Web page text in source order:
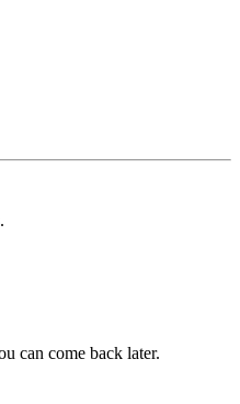
can come back later.